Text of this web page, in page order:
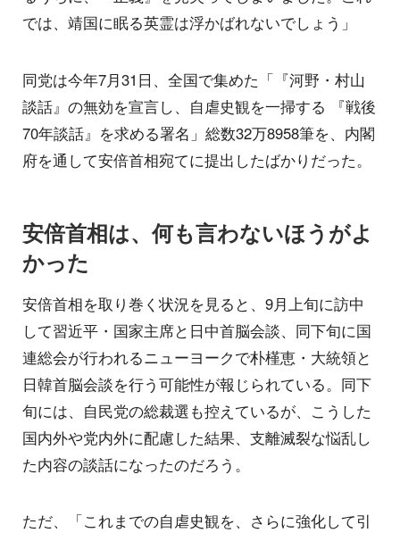
では、靖国に眠る英霊は浮かばれないでしょう」
同党は今年7月31日、全国で集めた「『河野・村山
談話』の無効を宣言し、自虐史観を一掃する 『戦後
70年談話』を求める署名」総数32万8958筆を、内閣
府を通して安倍首相宛てに提出したばかりだった。
安倍首相は、何も言わないほうがよ
かった
安倍首相を取り巻く状況を見ると、9月上旬に訪中
して習近平・国家主席と日中首脳会談、同下旬に国
連総会が行われるニューヨークで朴槿恵・大統領と
日韓首脳会談を行う可能性が報じられている。同下
旬には、自民党の総裁選も控えているが、こうした
国内外や党内外に配慮した結果、支離滅裂な悩乱し
た内容の談話になったのだろう。
ただ、「これまでの自虐史観を、さらに強化して引